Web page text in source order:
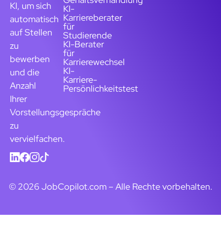
KI, um sich
automatisch
auf Stellen
zu
bewerben
und die
Anzahl
Ihrer
Vorstellungsgespräche
zu
vervielfachen.
KI-
Karriereberater
für
Studierende
KI-Berater
für
Karrierewechsel
KI-
Karriere-
Persönlichkeitstest
© 2026 JobCopilot.com – Alle Rechte vorbehalten.